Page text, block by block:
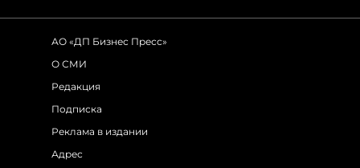
АО «ДП Бизнес Пресс»
О СМИ
Редакция
Подписка
Реклама в издании
Адрес